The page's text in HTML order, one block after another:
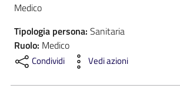
Novità
Medico
Tipologia persona: Sanitaria
Ruolo: Medico
Condividi Vedi azioni